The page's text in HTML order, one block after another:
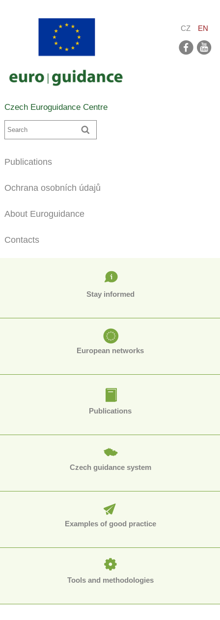
Czech Euroguidance Centre
CZ EN
Publications
Ochrana osobních údajů
About Euroguidance
Contacts
Stay informed
European networks
Publications
Czech guidance system
Examples of good practice
Tools and methodologies